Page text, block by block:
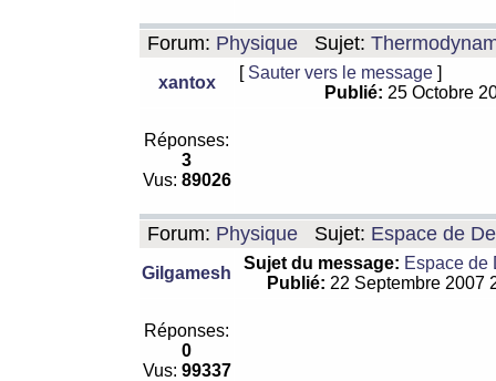
Forum: Physique Sujet:
xantox
[ Sauter vers le message ]
Publié: 25 Octobre
Réponses:
3
Vus: 89026
Forum: Physique Sujet: Espace de
Gilgamesh
Sujet du message: Espace de
Publié: 22 Septembre 2007
Réponses:
0
Vus: 99337